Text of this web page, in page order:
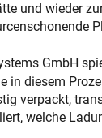
und wieder
GmbH
in diesem
verpackt,
welche